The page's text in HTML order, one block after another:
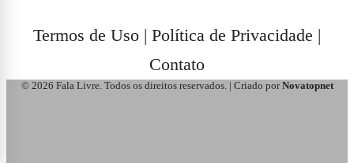
Termos de Uso | Política de Privacidade |
Contato
© 2026 Fala Livre. Todos os direitos reservados. | Criado porNovatopnet